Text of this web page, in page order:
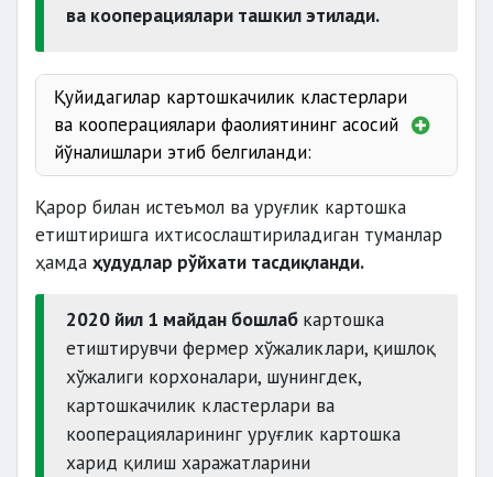
ва кооперациялари ташкил этилади.
Қуйидагилар картошкачилик кластерлари
ва кооперациялари фаолиятининг асосий
йўналишлари этиб белгиланди:
қўшилган қиймат занжирини
супер элита ва элита
авлодларини
Қарор билан истеъмол ва уруғлик картошка
етиштиришга ихтисослаштириладиган туманлар
ҳамда ҳудудлар рўйхати тасдиқланди.
2020 йил 1 майдан бошлаб картошка
етиштирувчи фермер хўжаликлари, қишлоқ
хўжалиги корхоналари, шунингдек,
картошкачилик кластерлари ва
кооперацияларининг уруғлик картошка
харид қилиш харажатларини